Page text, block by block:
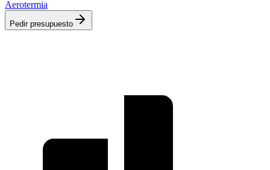
Aerotermia
Pedir presupuesto